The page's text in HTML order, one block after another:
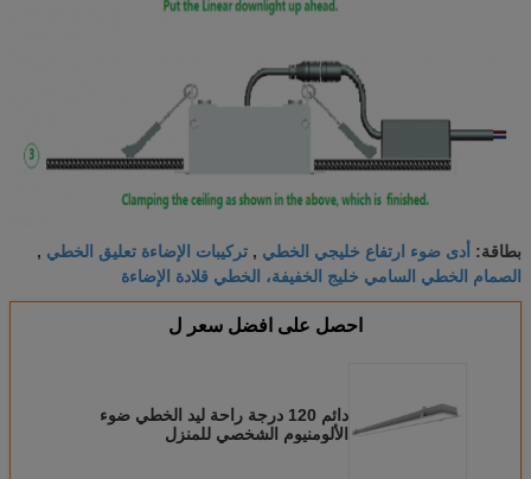
بطاقة: أدى ضوء ارتفاع خليجي الخطي , تركيبات الإضاءة تعليق الخطي ,
الصمام الخطي السامي خليج الخفيفة، الخطي قلادة الإضاءة
احصل على افضل سعر ل
دائم 120 درجة راحة ليد الخطي ضوء
الألومنيوم الشخصي للمنزل